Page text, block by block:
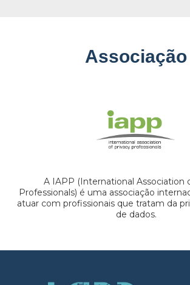
Associação
A IAPP (International Association
Professionals) é uma associação
atuar com profissionais que tratam da
de dados.